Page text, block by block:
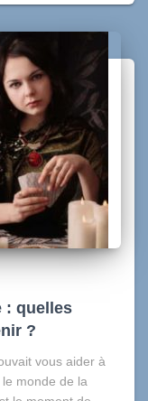
: quelles
?
vous aider à
monde de la